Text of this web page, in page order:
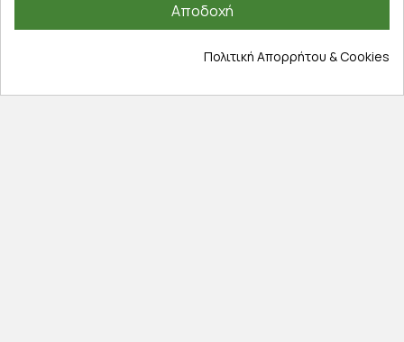
Άρθρα
Αποδοχή
Πολιτική Απορρήτου & Cookies